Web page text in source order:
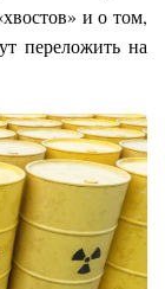
и о том,
переложить на